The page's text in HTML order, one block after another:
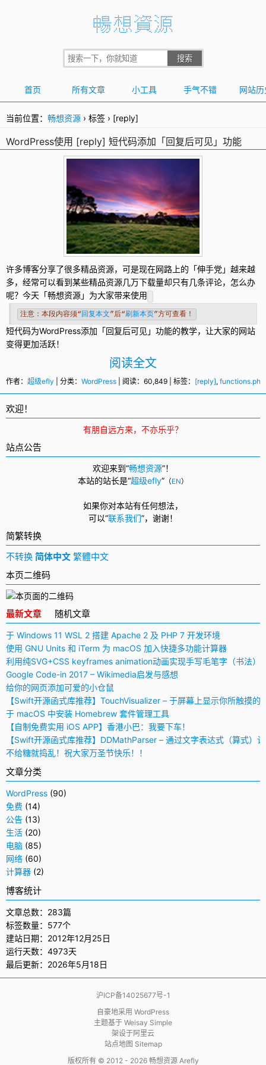
首页 所有文章 小工具 手气不错 网站历
当前位置： 畅想资源 › 标签 › [reply]
WordPress使用 [reply] 短代码添加「回复后可见」功能
许多博客分享了很多精品资源，可是现在网路上的「伸手党」越来越
多，经常可以看到某些精品资源几万下载量却只有几条评论，怎么办
呢？今天「畅想资源」为大家带来使用
注意：本段内容须“ 回复本文”后“刷新本页”方可查看！
短代码为WordPress添加「回复后可见」功能的教学，让大家的网站
变得更加活跃！
阅读全文
作者： 超级efly | 分类： WordPress | 阅读：60,849 | 标签： [reply], functions.php
欢迎！
有朋自远方来，不亦乐乎？
站点公告
欢迎来到“畅想资源”！
本站的站长是“超级efly” （EN）
如果你对本站有任何想法，
可以“联系我们”， 谢谢！
简繁转换
不转换 简体中文 繁體中文
本页二维码
最新文章 随机文章
于 Windows 11 WSL 2 搭建 Apache 2 及 PHP 7 开发环境
使用 GNU Units 和 iTerm 为 macOS 加入快捷多功能计算器
利用纯SVG+CSS keyframes animation动画实现手写毛笔字（书法）
Google Code-in 2017 – Wikimedia启发与感想
给你的网页添加可爱的小仓鼠
【Swift开源函式库推荐】TouchVisualizer – 于屏幕上显示你所触摸的
于 macOS 中安装 Homebrew 套件管理工具
【自制免费实用 iOS APP】香港小巴：我要下车！
【Swift开源函式库推荐】DDMathParser – 通过文字表达式（算式）
不给糖就捣乱！祝大家万圣节快乐！！
文章分类
WordPress (90)
免费 (14)
公告 (13)
生活 (20)
电脑 (85)
网络 (60)
计算器 (2)
博客统计
文章总数：283篇
标签数量：577个
建站日期：2012年12月25日
运行天数：4973天
最后更新：2026年5月18日
沪ICP备14025677号-1
自豪地采用 WordPress
主题基于 Weisay Simple
架设于阿里云
站点地图 Sitemap
版权所有 © 2012 - 2026 畅想资源 Arefly